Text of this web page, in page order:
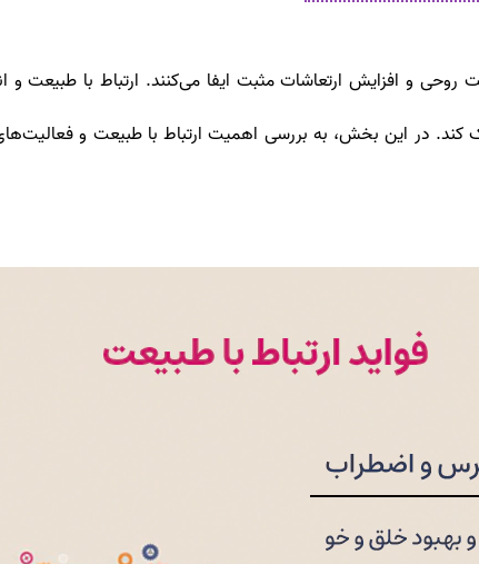
و افزایش ارتعاشات مثبت ایفا می‌کنند. ارتباط با طبیعت و
در این بخش، به بررسی اهمیت ارتباط با طبیعت و